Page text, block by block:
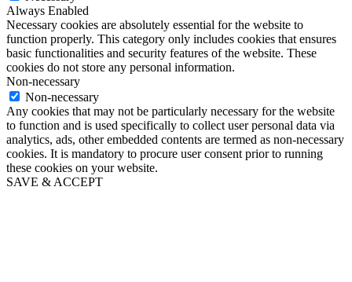
Always Enabled
Necessary cookies are absolutely essential for the website to
function properly. This category only includes cookies that ensures
basic functionalities and security features of the website. These
cookies do not store any personal information.
Non-necessary
Non-necessary
Any cookies that may not be particularly necessary for the website
to function and is used specifically to collect user personal data via
analytics, ads, other embedded contents are termed as non-necessary
cookies. It is mandatory to procure user consent prior to running
these cookies on your website.
SAVE & ACCEPT